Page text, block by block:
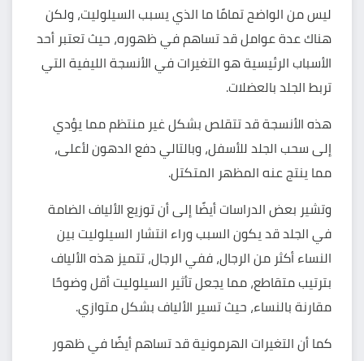
ليس من الواضح تمامًا ما الذي يسبب السيلوليت، ولكن
هناك عدة عوامل قد تساهم في ظهوره، حيث تعتبر أحد
الأسباب الرئيسية هو التغيرات في الأنسجة الليفية التي
تربط الجلد بالعضلات.
هذه الأنسجة قد تتقلص بشكل غير منتظم مما يؤدي
إلى سحب الجلد للأسفل، وبالتالي دفع الدهون لأعلى،
مما ينتج عنه المظهر المتكتل.
وتشير بعض الدراسات أيضًا إلى أن توزيع الألياف الضامة
في الجلد قد يكون السبب وراء انتشار السيلوليت بين
النساء أكثر من الرجال، ففي الرجال، تتميز هذه الألياف
بترتيب متقاطع، مما يجعل تأثير السيلوليت أقل وضوحًا
مقارنة بالنساء، حيث تسير الألياف بشكل متوازي.
كما أن التغيرات الهرمونية قد تساهم أيضًا في ظهور